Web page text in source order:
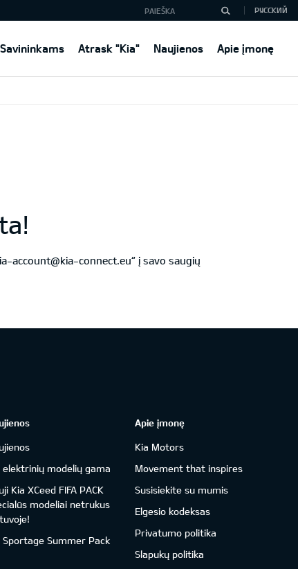
Savininkams Atrask "Kia" Naujienos Apie įmonę
РУССКИЙ
account@kia-connect.eu“ į savo saugių
elektrinių modelių gama
Kia XCeed FIFA PACK
modeliai netrukus
Sportage Summer Pack
Apie įmonę
Kia Motors
Movement that inspires
Susisiekite su mumis
Elgesio kodeksas
Privatumo politika
Slapukų politika